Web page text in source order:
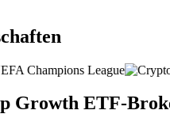
Growth ETF-